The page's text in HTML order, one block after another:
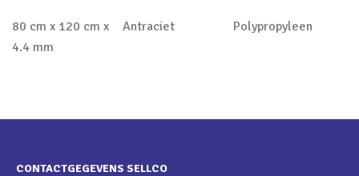
80 cm x 120 cm x
4.4 mm
Antraciet Polypropyleen
CONTACTGEGEVENS SELLCO